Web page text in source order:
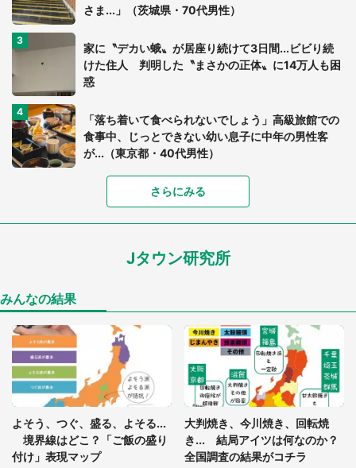
さま...」（茨城県・70代男性）
家に〝デカい蛾〟が居座り続けて3日間...ビビり続
けた住人 判明した〝まさかの正体〟に14万人も困
惑
「落ち着いて食べられないでしょう」高級旅館での
食事中、じっとできない幼い息子に中年の男性客
が...（東京都・40代男性）
「富豪すぎ」1歳息子の〝店頭駄々こね〟の内容に1.
7万人驚がく 「お菓子売り場ならまだしも...」「ハ
ードル高い」
「閉所恐怖症の私は新幹線で大パニック。隣席の青
「ゾワゾワする」「本当に気持ち悪い」 道端でバ
グっちゃってた〝野生の野菜〟に6.5万人戦慄
座布団だろ」「食パンの耳」と1.4万人困惑
さらにみる
Jタウン研究所
みんなの結果
よそう、つぐ、盛る、よそる...
境界線はどこ？「ご飯の盛り
付け」表現マップ
大判焼き、今川焼き、回転焼
き... 結局アイツは何なのか？
全国調査の結果がコチラ